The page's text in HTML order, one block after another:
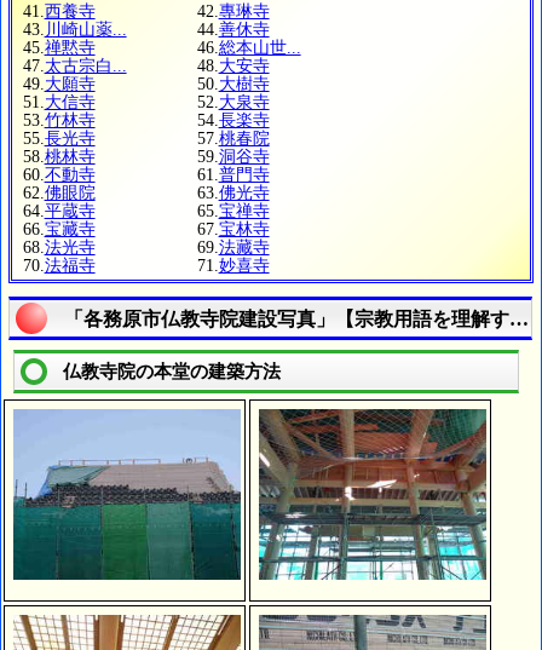
41. 西養寺 42. 專琳寺
43. 川崎山薬... 44. 善休寺
45. 禅黙寺 46. 総本山世...
47. 太古宗白... 48. 大安寺
49. 大願寺 50. 大樹寺
51. 大信寺 52. 大泉寺
53. 竹林寺 54. 長楽寺
55. 長光寺 57. 桃春院
58. 桃林寺 59. 洞谷寺
60. 不動寺 61. 普門寺
62. 佛眼院 63. 佛光寺
64. 平蔵寺 65. 宝禅寺
66. 宝藏寺 67. 宝林寺
68. 法光寺 69. 法藏寺
70. 法福寺 71. 妙喜寺
「各務原市仏教寺院建設写真」【宗教用語を理解する
仏教寺院の本堂の建築方法